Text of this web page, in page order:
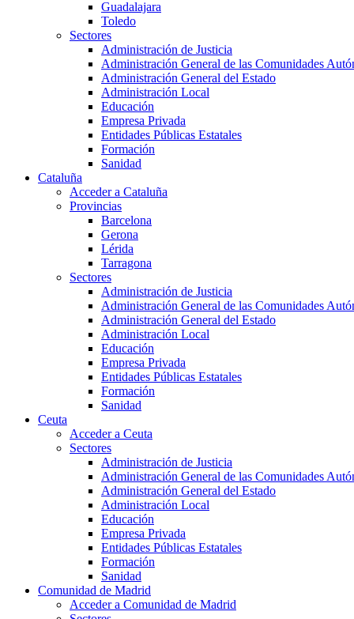
Guadalajara
Toledo
Sectores
Administración de Justicia
Administración General de las Comunidades
Administración General del Estado
Administración Local
Educación
Empresa Privada
Entidades Públicas Estatales
Formación
Sanidad
Cataluña
Acceder a Cataluña
Provincias
Barcelona
Gerona
Lérida
Tarragona
Sectores
Administración de Justicia
Administración General de las Comunidades
Administración General del Estado
Administración Local
Educación
Empresa Privada
Entidades Públicas Estatales
Formación
Sanidad
Ceuta
Acceder a Ceuta
Sectores
Administración de Justicia
Administración General de las Comunidades
Administración General del Estado
Administración Local
Educación
Empresa Privada
Entidades Públicas Estatales
Formación
Sanidad
Comunidad de Madrid
Acceder a Comunidad de Madrid